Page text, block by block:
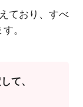
ており、すべ
。
て、